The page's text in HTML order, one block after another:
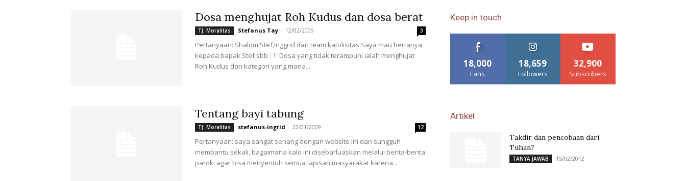
Dosa menghujat Roh Kudus dan dosa berat
TJ: Moralitas Stefanus Tay - 12/02/2009 3
Pertanyaan: Shalom Stef,Inggrid dan team katolisitas Saya mau bertanya
kepada bapak Stef sbb : 1. Dosa yang tidak terampuni ialah menghujat
Roh Kudus dan kategori yang mana...
Tentang bayi tabung
TJ: Moralitas stefanus-ingrid - 22/01/2009 12
Pertanyaan: saya sangat senang dengan website ini dan sungguh
membantu sekali, bagaimana kalo ini disebarluaskan melalui berita-berita
paroki agar bisa menyentuh semua lapisan masyarakat karena...
Keep in touch
18,000
Fans
18,659
Followers
32,900
Subscribers
Artikel
Takdir dan pencobaan dari
Tuhan?
TANYA JAWAB 15/02/2012